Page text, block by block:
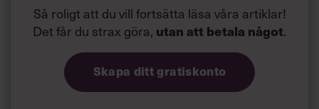
Så roligt att du vill fortsätta läsa våra artiklar!
Det får du strax göra, utan att betala något.
Skapa ditt gratiskonto